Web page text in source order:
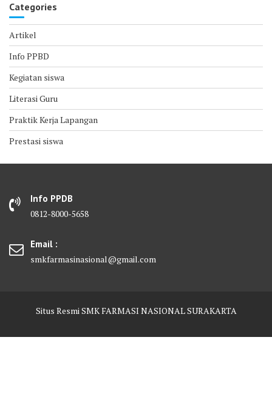
Categories
Artikel
Info PPBD
Kegiatan siswa
Literasi Guru
Praktik Kerja Lapangan
Prestasi siswa
Info PPDB
0812-8000-5658
Email :
smkfarmasinasional@gmail.com
Situs Resmi SMK FARMASI NASIONAL SURAKARTA